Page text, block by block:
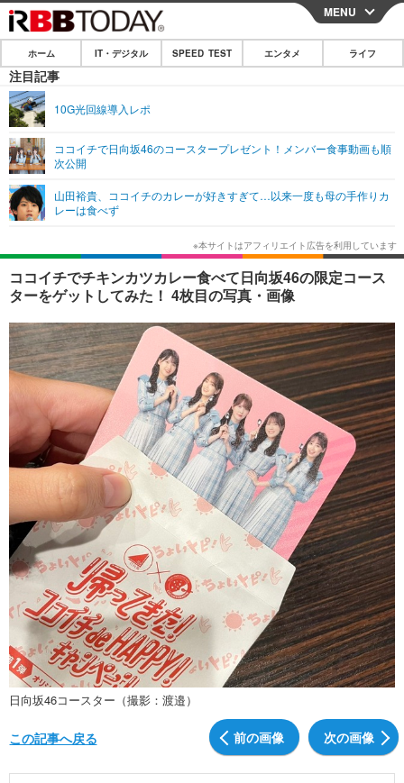
CLOSE
ホーム
IT・デジタル
ショッピング その他
SPEED TEST
エンタメ
エンタメTOP
韓国・芸能
音楽 スポーツ
ショッピング その他
ライフ
ライフTOP グルメ
ペット ショッピング
その他
リリース一覧
プッシュ通知の停止方法
MENU
ホーム IT・デジタル SPEED TEST エンタメ ライフ
注目記事
10G光回線導入レポ
ココイチで日向坂46のコースタープレゼント！メンバー食事動画も順
次公開
山田裕貴、ココイチのカレーが好きすぎて…以来一度も母の手作りカ
レーは食べず
ココイチでチキンカツカレー食べて日向坂46の限定コース
ターをゲットしてみた！ 4枚目の写真・画像
日向坂46コースター（撮影：渡邉）
前の画像 次の画像
この記事へ戻る